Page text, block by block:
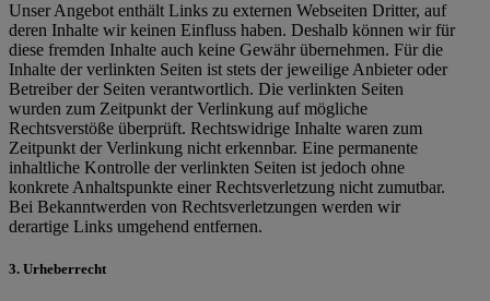
Unser Angebot enthält Links zu externen Webseiten Dritter, auf
deren Inhalte wir keinen Einfluss haben. Deshalb können wir für
diese fremden Inhalte auch keine Gewähr übernehmen. Für die
Inhalte der verlinkten Seiten ist stets der jeweilige Anbieter oder
Betreiber der Seiten verantwortlich. Die verlinkten Seiten
wurden zum Zeitpunkt der Verlinkung auf mögliche
Rechtsverstöße überprüft. Rechtswidrige Inhalte waren zum
Zeitpunkt der Verlinkung nicht erkennbar. Eine permanente
inhaltliche Kontrolle der verlinkten Seiten ist jedoch ohne
konkrete Anhaltspunkte einer Rechtsverletzung nicht zumutbar.
Bei Bekanntwerden von Rechtsverletzungen werden wir
derartige Links umgehend entfernen.
3. Urheberrecht